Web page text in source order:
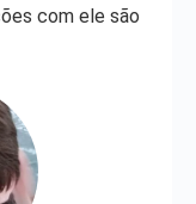
com ele são